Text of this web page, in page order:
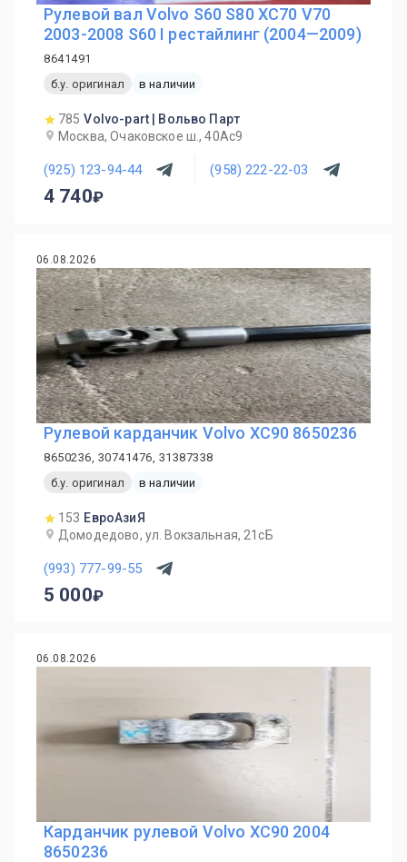
Рулевой вал Volvo S60 S80 XC70 V70
2003-2008 S60 I рестайлинг (2004—2009)
8641491
б.у. оригинал
в наличии
785 Volvo-part | Вольво Парт
Москва, Очаковское ш., 40Ас9
(925) 123-94-44 (958) 222-22-03
4 740
06.08.2026
Рулевой карданчик Volvo XC90 8650236
8650236, 30741476, 31387338
б.у. оригинал
в наличии
153 ЕвроАзиЯ
Домодедово, ул. Вокзальная, 21сБ
(993) 777-99-55
5 000
06.08.2026
Карданчик рулевой Volvo XC90 2004
8650236